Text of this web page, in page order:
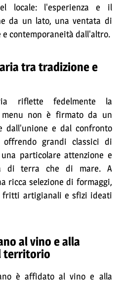
locale: l'esperienza e il
da un lato, una ventata di
e contemporaneità dall'altro.
tra tradizione e
riflette fedelmente la
non è firmato da un
dall'unione e dal confronto
grandi classici di
particolare attenzione e
di terra che di mare. A
ricca selezione di formaggi,
artigianali e sfizi ideati
al vino e alla
territorio
è affidato al vino e alla